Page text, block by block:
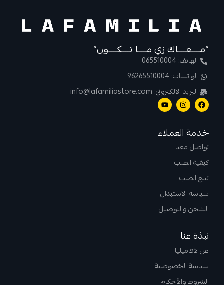
“مــــعــــاك زي مــــا تــــكــــون”
الهاتف: 065510004
الواتساب: 96265510004
البريد الالكتروني: info@lafamiliastore.com
خدمة العملاء
تواصل معنا
كيفية الطلب
تتبع الطلب
سياسة الاستبدال
الشحن والتوصيل
نبذة عنا
عن لافاميليا
سياسة الخصوصية
الشروط والأحكام